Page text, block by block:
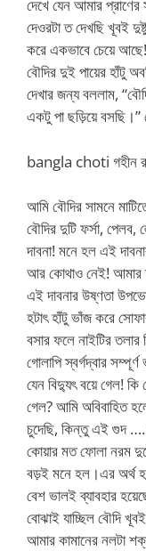
দেখে যেন আমার প্রাণের
দেওরটা ত দেখছি খূবই
করে একভাবে চেয়ে
বৌদির দুই পায়ের হাঁটু
দেখার জন্য বললাম,
একটু পা ছড়িয়ে বসছি।”
bangla choti গহীন
আমি বৌদির সামনে
বৌদির দুটি ফর্সা,
দাবনা! মনে হল এই
আর কোথাও নেই! আমার
এই দাবনার উষ্ণতা
হটাৎ হাঁটু ভাঁজ করে
বসার ফলে নাইটির তলার
গোলাপি স্বর্গদ্বার
যেন বিদ্যুৎ বয়ে গেল!
গেল? আমি অবিবাহিত
চুদেছি, কিন্তু এই গুদ ….
কোয়ার মত ফোলা নরম
বড়ই মনে হল।এর অর্থ
বেশ ভালই ব্যাবহার
বোঝাই যাচ্ছিল বৌদি
আমার কামানের নলটা